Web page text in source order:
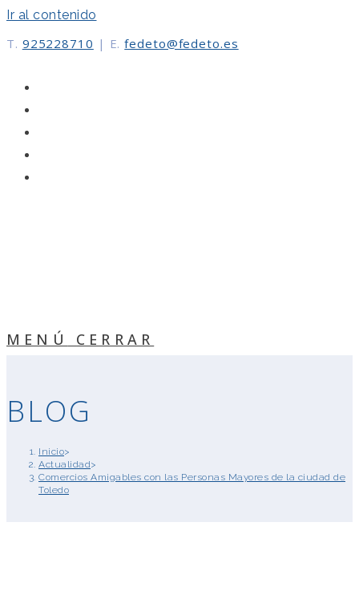
Ir al contenido
T. 925228710 | E. fedeto@fedeto.es
MENÚ CERRAR
BLOG
Inicio>
Actualidad>
Comercios Amigables con las Personas Mayores de la ciudad de
Toledo